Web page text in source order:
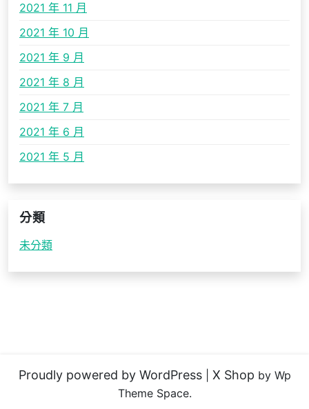
2021 年 11 月
2021 年 10 月
2021 年 9 月
2021 年 8 月
2021 年 7 月
2021 年 6 月
2021 年 5 月
分類
未分類
Proudly powered by WordPress X Shop by Wp
Theme Space.